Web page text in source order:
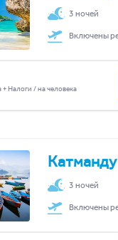
3 ночей
Включены
Налоги / на человека
Катманду
3 ночей
Включены